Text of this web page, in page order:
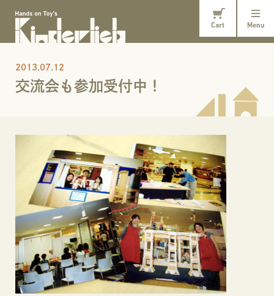
Cart Menu
2013.07.12
交流会も参加受付中！